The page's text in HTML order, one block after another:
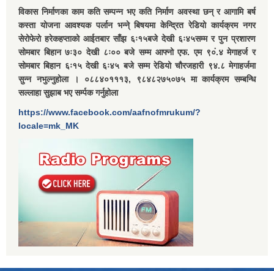
विकास निर्माणका काम कति सम्पन्न भए कति निर्माण अवस्था छन् र आगामि बर्ष
कस्ता योजना आवश्यक पर्लान भन्ने् बिषयमा केन्द्रित रेडियो कार्यक्रम नगर
सेरोफेरो हरेकहप्ताको आईतबार साँझ ६ः१५बजे देखी ६ः४५सम्म र पुन प्रशारण
सोमबार बिहान ७ः३० देखी ८ः०० बजे सम्म आफ्नो एफ. एम ९०ं.४ मेगाहर्ज र
सोमबार बिहान ६ः१५ देखी ६ः४५ बजे सम्म रेडियो चौरजहारी ९४.८ मेगाहर्जमा
सुन्न नभुल्नुहोला । ०८८४०१११३, ९८४८२७५०७५ मा कार्यक्रम सम्बन्धि
सल्लाहा सुझाब भए सर्म्पक गर्नुहोला
https://www.facebook.com/aafnofmrukum/?
locale=mk_MK